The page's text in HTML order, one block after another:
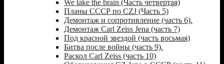
We take the brain (Часть четвертая)
Планы СССР по CZJ (Часть 5)
Демонтаж и сопротивление (часть 6).
Демонтаж Carl Zeiss Jena (часть 7)
Под красной звездой (часть восьмая)
Битва после войны (часть 9).
Раскол Carl Zeiss (часть 10)